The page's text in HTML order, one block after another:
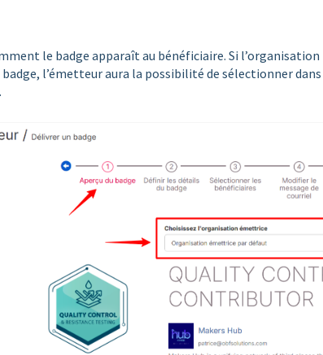
le badge apparaît au bénéficiaire. Si l’organisation
l’émetteur aura la possibilité de sélectionner